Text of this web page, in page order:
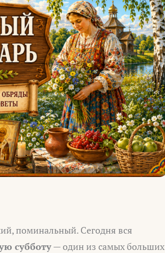
поминальный. Сегодня вся
субботу— один из самых больших